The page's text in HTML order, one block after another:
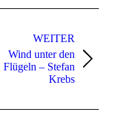
WEITER
Nächster
Beitrag:
Wind unter den
Flügeln – Stefan
Krebs